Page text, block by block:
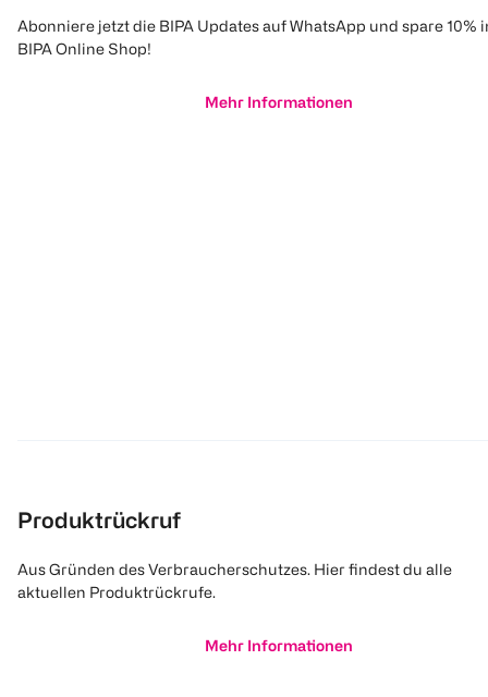
Abonniere jetzt die BIPA Updates auf WhatsApp und spare 10%
BIPA Online Shop!
Mehr Informationen
Produktrückruf
Aus Gründen des Verbraucherschutzes. Hier findest du alle
aktuellen Produktrückrufe.
Mehr Informationen